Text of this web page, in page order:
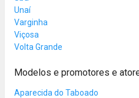
Unaí
Varginha
Viçosa
Volta Grande
Modelos e promotores e
Aparecida do Taboado